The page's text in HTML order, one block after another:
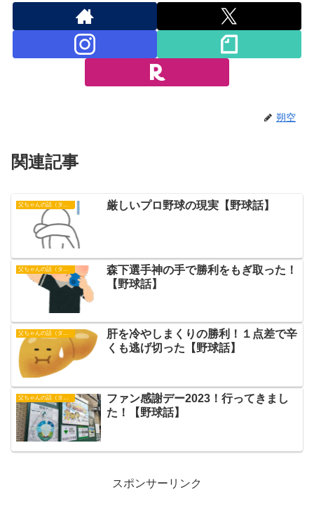
朔空
関連記事
厳しいプロ野球の現実【野球話】
森下選手神の手で勝利をもぎ取った！
【野球話】
父ちゃんの話（タイガース）
肝を冷やしまくりの勝利！１点差で辛
くも逃げ切った【野球話】
父ちゃんの話（タイガース）
ファン感謝デー2023！行ってきまし
た！【野球話】
スポンサーリンク